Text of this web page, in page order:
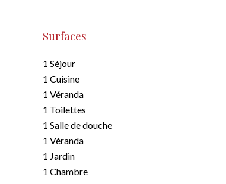
Surfaces
1 Séjour
1 Cuisine
1 Véranda
1 Toilettes
1 Salle de douche
1 Véranda
1 Jardin
1 Chambre